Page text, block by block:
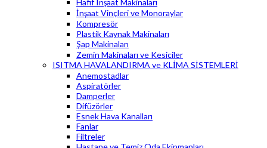
İnşaat Vinçleri ve Monoraylar
Kompresör
Plastik Kaynak Makinaları
Şap Makinaları
Zemin Makinaları ve Kesiciler
ISITMA HAVALANDIRMA ve KLİMA SİSTEMLERİ
Anemostadlar
Aspiratörler
Damperler
Difüzörler
Esnek Hava Kanalları
Fanlar
Filtreler